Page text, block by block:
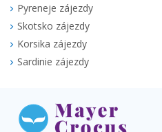
Pyreneje zájezdy
Skotsko zájezdy
Korsika zájezdy
Sardinie zájezdy